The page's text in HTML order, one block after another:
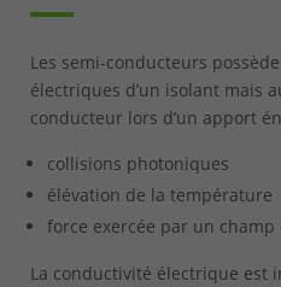
Les semi-conducteurs
électriques d’un isolant mais
conducteur lors d’un apport
collisions photoniques
élévation de la température
force exercée par un
La conductivité électrique est